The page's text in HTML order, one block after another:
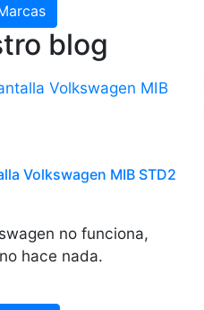
blog
Volkswagen MIB STD2
no funciona,
hace nada.